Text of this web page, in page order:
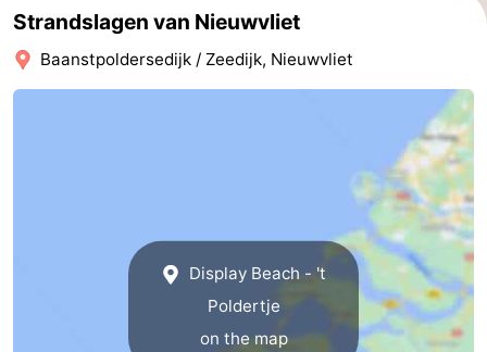
-
Veere
-
Strandslagen van Nieuwvliet
Baanstpoldersedijk / Zeedijk, Nieuwvliet
Display Beach - 't
Poldertje
on the map